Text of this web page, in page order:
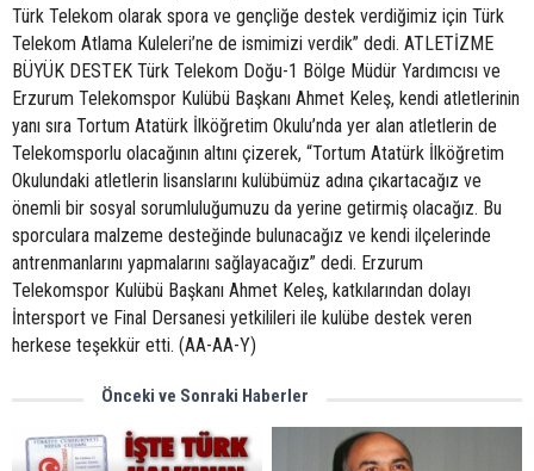
Türk Telekom olarak spora ve gençliğe destek verdiğimiz için Türk
Telekom Atlama Kuleleri’ne de ismimizi verdik” dedi. ATLETİZME
BÜYÜK DESTEK Türk Telekom Doğu-1 Bölge Müdür Yardımcısı ve
Erzurum Telekomspor Kulübü Başkanı Ahmet Keleş, kendi atletlerinin
yanı sıra Tortum Atatürk İlköğretim Okulu’nda yer alan atletlerin de
Telekomsporlu olacağının altını çizerek, “Tortum Atatürk İlköğretim
Okulundaki atletlerin lisanslarını kulübümüz adına çıkartacağız ve
önemli bir sosyal sorumluluğumuzu da yerine getirmiş olacağız. Bu
sporculara malzeme desteğinde bulunacağız ve kendi ilçelerinde
antrenmanlarını yapmalarını sağlayacağız” dedi. Erzurum
Telekomspor Kulübü Başkanı Ahmet Keleş, katkılarından dolayı
İntersport ve Final Dersanesi yetkilileri ile kulübe destek veren
herkese teşekkür etti. (AA-AA-Y)
Önceki ve Sonraki Haberler